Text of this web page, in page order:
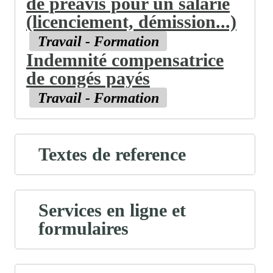
(licenciement, démission...)
Travail - Formation
Indemnité compensatrice
de congés payés
Travail - Formation
Textes de reference
Services en ligne et
formulaires